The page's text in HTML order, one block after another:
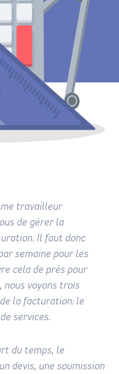
travailleur
de gérer la
Il faut donc
semaine pour les
cela de près pour
nous voyons trois
la facturation: le
services.
du temps, le
devis, une soumission